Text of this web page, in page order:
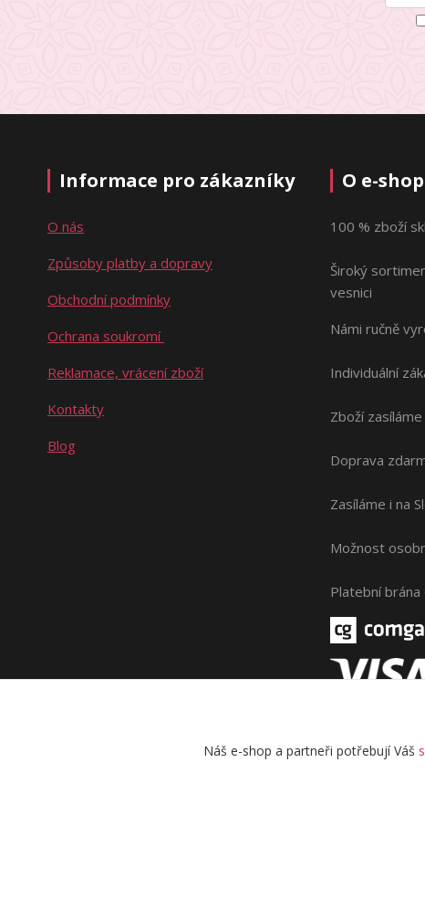
Informace pro zákazníky
O nás
Způsoby platby a dopravy
Obchodní podmínky
Ochrana soukromí
Reklamace, vrácení zboží
Kontakty
Blog
O e-
100 % zboží
Široký
vesnici
Námi ručně
Individuální
Zboží
Doprava
Zasíláme i na
Možnost
Platební brána
Náš e-shop a partneři potřebují Váš